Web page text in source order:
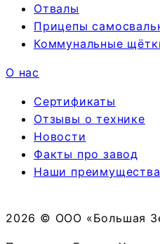
Отвалы
Прицепы
Коммунальные
О нас
Сертификаты
Отзывы о технике
Новости
Факты про завод
Наши преимущества
2026 © ООО «Большая